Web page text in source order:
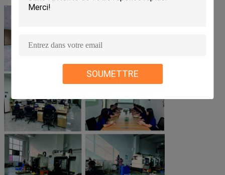
SOUMETTRE